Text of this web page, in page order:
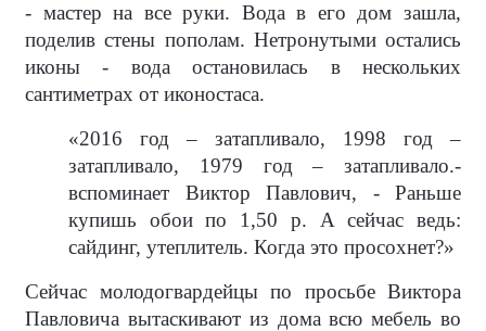
- мастер на все руки. Вода в его дом зашла,
поделив стены пополам. Нетронутыми остались
иконы - вода остановилась в нескольких
сантиметрах от иконостаса.
«2016 год – затапливало, 1998 год –
затапливало, 1979 год – затапливало.-
вспоминает Виктор Павлович, - Раньше
купишь обои по 1,50 р. А сейчас ведь:
сайдинг, утеплитель. Когда это просохнет?»
Сейчас молодогвардейцы по просьбе Виктора
Павловича вытаскивают из дома всю мебель во